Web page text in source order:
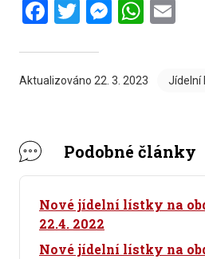
Facebook
Twitter
Aktualizováno 22. 3. 2023 Jídelní
Podobné články
Nové jídelní lístky na
22.4. 2022
Nové jídelní lístky na